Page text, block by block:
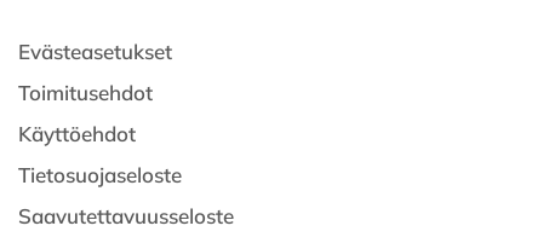
Evästeasetukset
Toimitusehdot
Käyttöehdot
Tietosuojaseloste
Saavutettavuusseloste